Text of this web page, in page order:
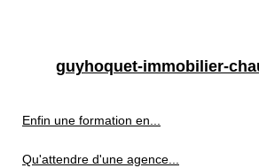
guyhoquet-immobilier-
Enfin une formation en...
Qu'attendre d'une agence...